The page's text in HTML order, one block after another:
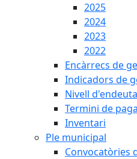
2025
2024
2023
2022
Encàrrecs de
Indicadors de
Nivell
Termini de
Inventari
Ple municipal
Convocatòries